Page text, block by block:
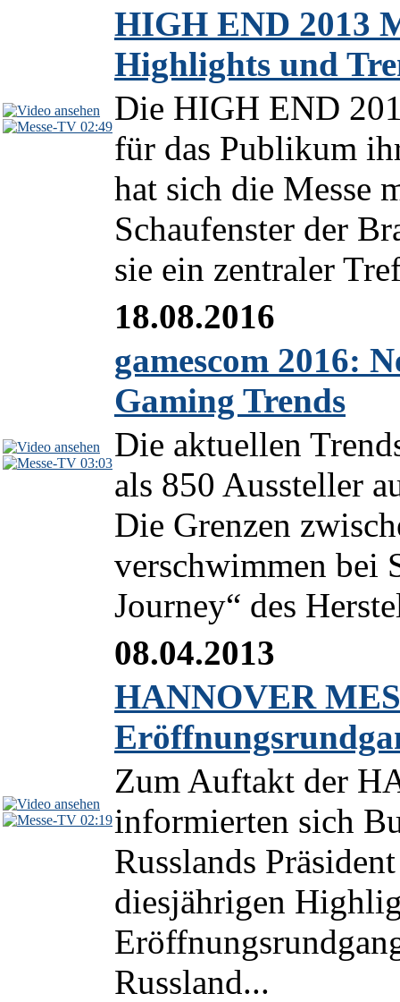
02:49
HIGH END 2013
Highlights und
Die HIGH END
für das Publikum
hat sich die Messe
Schaufenster der
sie ein zentraler
03:03
18.08.2016
gamescom 2016:
Gaming Trends
Die aktuellen
als 850 Aussteller
Die Grenzen
verschwimmen bei
Journey“ des
02:19
08.04.2013
HANNOVER
Zum Auftakt der
informierten sich
Russlands
diesjährigen
Russland...